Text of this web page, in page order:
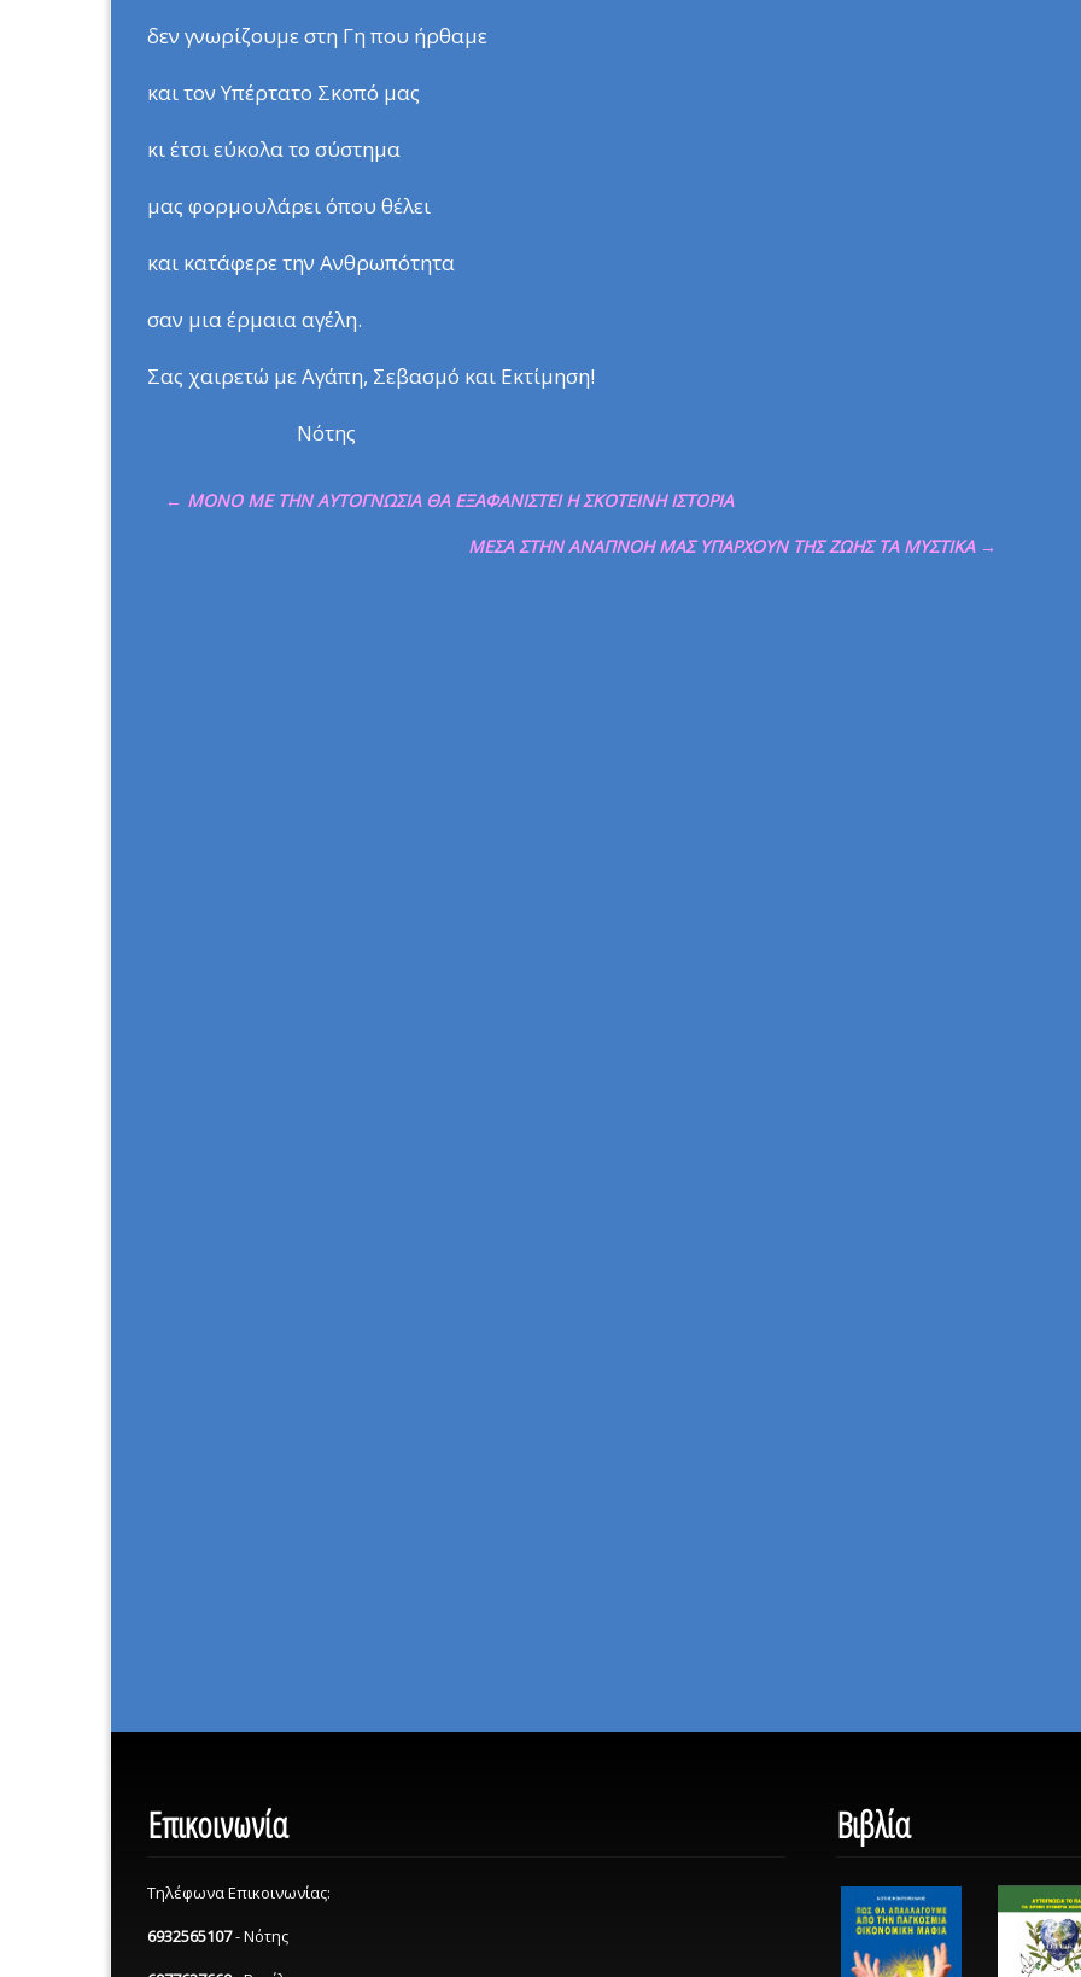
δεν γνωρίζουμε στη Γη που ήρθαμε
και τον Υπέρτατο Σκοπό μας
κι έτσι εύκολα το σύστημα
μας φορμουλάρει όπου θέλει
και κατάφερε την Ανθρωπότητα
σαν μια έρμαια αγέλη.
Σας χαιρετώ με Αγάπη, Σεβασμό και Εκτίμηση!
Νότης
← ΜΟΝΟ ΜΕ ΤΗΝ ΑΥΤΟΓΝΩΣΙΑ ΘΑ ΕΞΑΦΑΝΙΣΤΕΙ Η ΣΚΟΤΕΙΝΗ ΙΣΤΟΡΙΑ
ΜΕΣΑ ΣΤΗΝ ΑΝΑΠΝΟΗ ΜΑΣ ΥΠΑΡΧΟΥΝ ΤΗΣ ΖΩΗΣ ΤΑ ΜΥΣΤΙΚΑ →
Επικοινωνία
Τηλέφωνα Επικοινωνίας:
6932565107- Νότης
Βιβλία